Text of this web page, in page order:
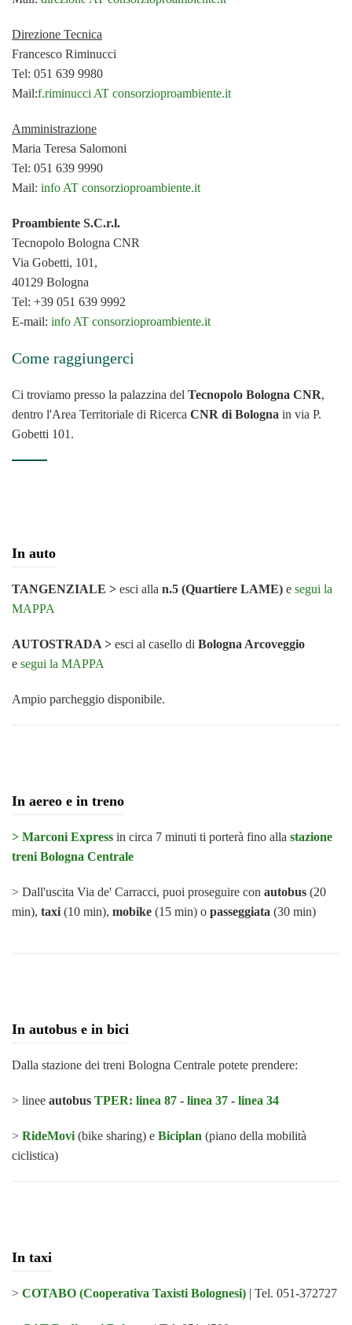
Direzione Tecnica
Francesco Riminucci
Tel: 051 639 9980
Mail:f.riminucci AT consorzioproambiente.it
Amministrazione
Maria Teresa Salomoni
Tel: 051 639 9990
Mail: info AT consorzioproambiente.it
Proambiente S.C.r.l.
Tecnopolo Bologna CNR
Via Gobetti, 101,
40129 Bologna
Tel: +39 051 639 9992
E-mail: info AT consorzioproambiente.it
Come raggiungerci
Ci troviamo presso la palazzina del Tecnopolo Bologna CNR,
dentro l'Area Territoriale di Ricerca CNR di Bologna in via P.
Gobetti 101.
In auto
TANGENZIALE > esci alla n.5 (Quartiere LAME) e segui la
MAPPA
AUTOSTRADA > esci al casello di Bologna Arcoveggio
e segui la MAPPA
Ampio parcheggio disponibile.
In aereo e in treno
> Marconi Express in circa 7 minuti ti porterà fino alla stazione
treni Bologna Centrale
> Dall'uscita Via de' Carracci, puoi proseguire con autobus (20
min), taxi (10 min), mobike (15 min) o passeggiata (30 min)
In autobus e in bici
Dalla stazione dei treni Bologna Centrale potete prendere:
> linee autobus TPER: linea 87 - linea 37 - linea 34
> RideMovi (bike sharing) e Biciplan (piano della mobilità
ciclistica)
In taxi
> COTABO (Cooperativa Taxisti Bolognesi) | Tel. 051-372727